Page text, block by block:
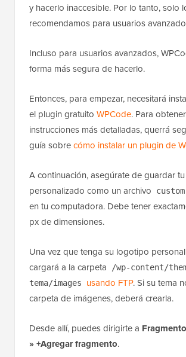
y hacerlo inaccesible. Por lo tanto, solo
recomendamos para usuarios
Incluso para usuarios avanzados,
forma más segura de hacerlo.
Entonces, para empezar, necesitará
el plugin gratuito WPCode. Para obtener
instrucciones más detalladas, querrá
guía sobrecómo instalar un plugin de
A continuación, asegúrate de guardar
personalizado como un archivo
en tu computadora. Debe tener
px de dimensiones.
Una vez que tenga su logotipo
cargará a la carpeta
/wp-content/
tema/images
usando FTP. Si su tema
carpeta de imágenes, deberá crearla.
Desde allí, puedes dirigirte a
»+Agregar fragmento.